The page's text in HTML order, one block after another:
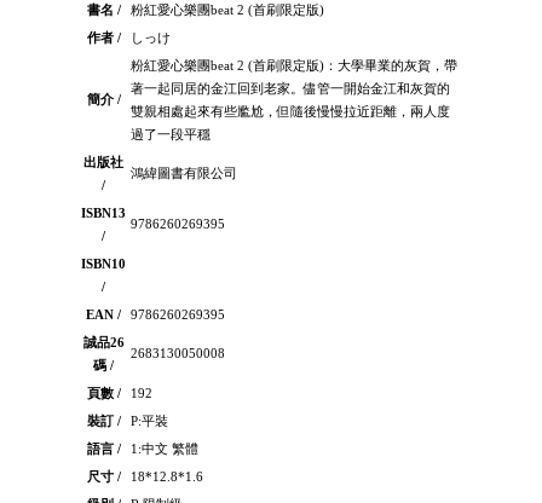
書名 /
粉紅愛心樂團beat 2 (首刷限定版)
作者 /
しっけ
簡介 /
粉紅愛心樂團beat 2 (首刷限定版)：大學畢業的灰賀，帶
著一起同居的金江回到老家。儘管一開始金江和灰賀的
雙親相處起來有些尷尬，但隨後慢慢拉近距離，兩人度
過了一段平穩
出版社
/
鴻緯圖書有限公司
ISBN13
/
9786260269395
ISBN10
/
EAN /
9786260269395
誠品26
碼 /
2683130050008
頁數 /
192
裝訂 /
P:平裝
語言 /
1:中文 繁體
尺寸 /
18*12.8*1.6